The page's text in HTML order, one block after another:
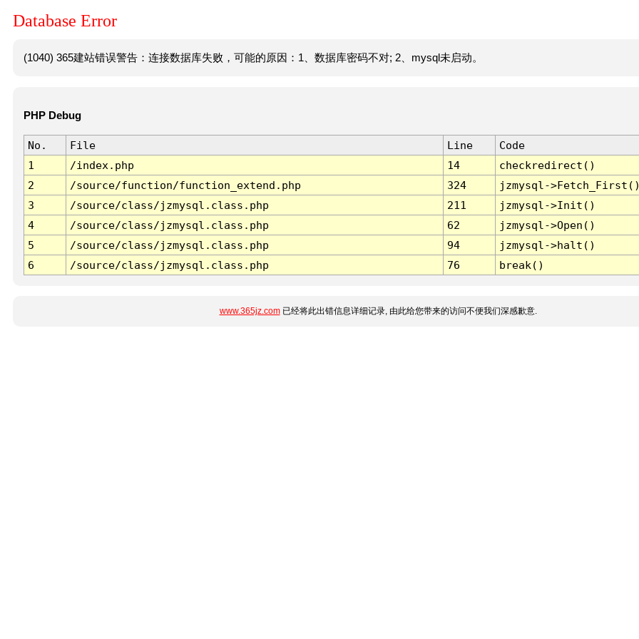
Database Error
(1040) 365建站错误警告：连接数据库失败，可能的原因：1、数据库密码不对; 2、mysql未启动。
PHP Debug
No. File Line
Code
1
/index.php 14
checkredirect()
2
/source/function/function_extend.php 324
jzmysql-
3
/source/class/jzmysql.class.php 211
jzmysql->Init()
4
/source/class/jzmysql.class.php 62
jzmysql->Open()
5
/source/class/jzmysql.class.php 94
jzmysql->halt()
6
/source/class/jzmysql.class.php 76 break()
www.365jz.com已经将此出错信息详细记录, 由此给您带来的访问不便我们深感歉意.